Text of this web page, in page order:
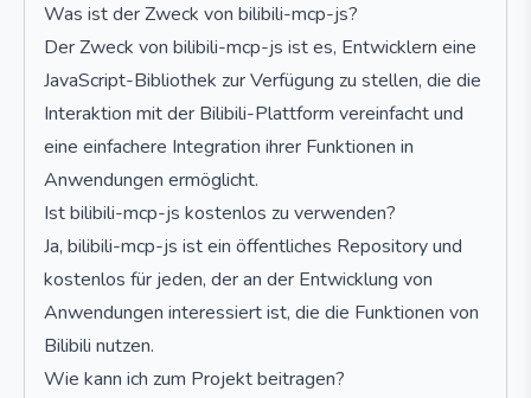
Was ist der Zweck von bilibili-mcp-js?
Der Zweck von bilibili-mcp-js ist es, Entwicklern eine
JavaScript-Bibliothek zur Verfügung zu stellen, die die
Interaktion mit der Bilibili-Plattform vereinfacht und
eine einfachere Integration ihrer Funktionen in
Anwendungen ermöglicht.
Ist bilibili-mcp-js kostenlos zu verwenden?
Ja, bilibili-mcp-js ist ein öffentliches Repository und
kostenlos für jeden, der an der Entwicklung von
Anwendungen interessiert ist, die die Funktionen von
Bilibili nutzen.
Wie kann ich zum Projekt beitragen?